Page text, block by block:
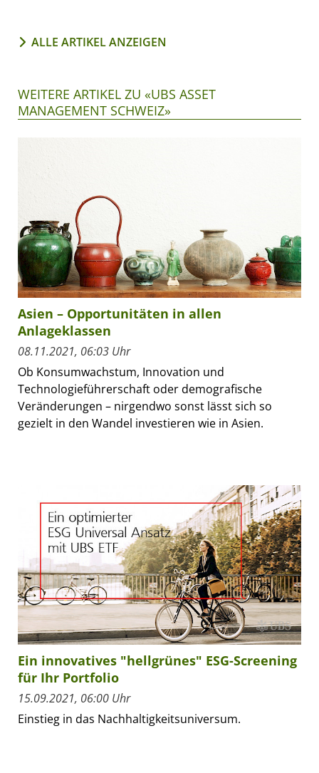
ALLE ARTIKEL ANZEIGEN
WEITERE ARTIKEL ZU «UBS ASSET
MANAGEMENT SCHWEIZ»
Asien – Opportunitäten in allen
Anlageklassen
08.11.2021, 06:03 Uhr
Ob Konsumwachstum, Innovation und
Technologieführerschaft oder demografische
Veränderungen – nirgendwo sonst lässt sich so
gezielt in den Wandel investieren wie in Asien.
Ein innovatives "hellgrünes" ESG-Screening
für Ihr Portfolio
15.09.2021, 06:00 Uhr
Einstieg in das Nachhaltigkeitsuniversum.